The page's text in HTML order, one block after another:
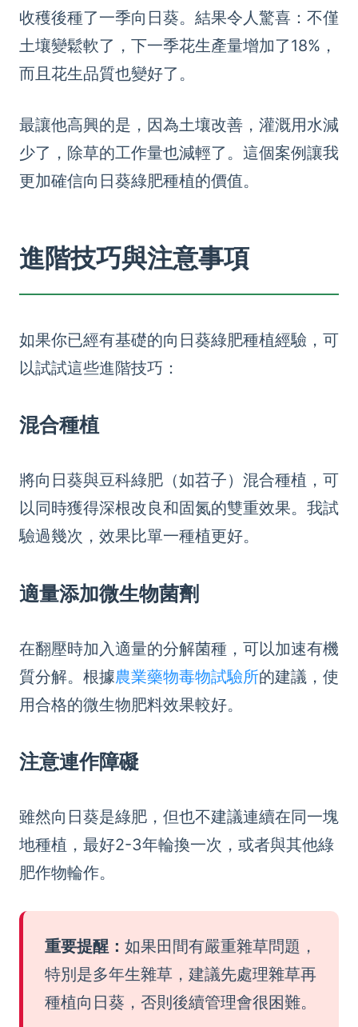
收穫後種了一季向日葵。結果令人驚喜：不僅
土壤變鬆軟了，下一季花生產量增加了18%，
而且花生品質也變好了。
最讓他高興的是，因為土壤改善，灌溉用水減
少了，除草的工作量也減輕了。這個案例讓我
更加確信向日葵綠肥種植的價值。
進階技巧與注意事項
如果你已經有基礎的向日葵綠肥種植經驗，可
以試試這些進階技巧：
混合種植
將向日葵與豆科綠肥（如苕子）混合種植，可
以同時獲得深根改良和固氮的雙重效果。我試
驗過幾次，效果比單一種植更好。
適量添加微生物菌劑
在翻壓時加入適量的分解菌種，可以加速有機
質分解。根據農業藥物毒物試驗所的建議，使
用合格的微生物肥料效果較好。
注意連作障礙
雖然向日葵是綠肥，但也不建議連續在同一塊
地種植，最好2-3年輪換一次，或者與其他綠
肥作物輪作。
重要提醒： 如果田間有嚴重雜草問題，
特別是多年生雜草，建議先處理雜草再
種植向日葵，否則後續管理會很困難。